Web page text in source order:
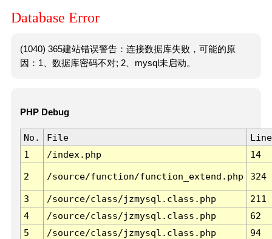
Database Error
(1040) 365建站错误警告：连接数据库失败，可能的原
因：1、数据库密码不对; 2、mysql未启动。
PHP Debug
No. File
Line
1
/index.php 14
2 /source/function/function_extend.php 324
3 /source/class/jzmysql.class.php
211
4
/source/class/jzmysql.class.php
62
5
/source/class/jzmysql.class.php
94